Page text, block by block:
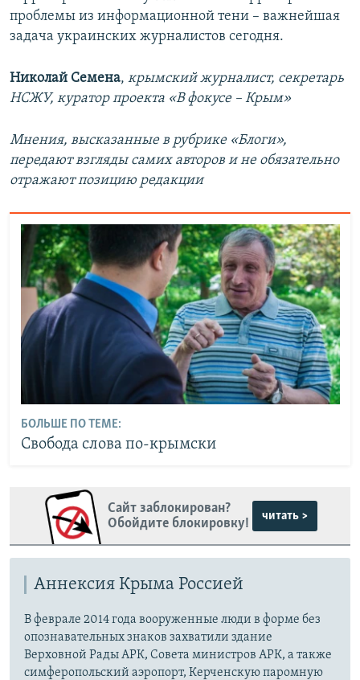
проблемы из информационной тени – важнейшая
задача украинских журналистов сегодня.
Николай Семена, крымский журналист, секретарь
НСЖУ, куратор проекта «В фокусе – Крым»
Мнения, высказанные в рубрике «Блоги»,
передают взгляды самих авторов и не обязательно
отражают позицию редакции
БОЛЬШЕ ПО ТЕМЕ:
Свобода слова по-крымски
Сайт заблокирован?
Обойдите блокировку!
читать >
Аннексия Крыма Россией
В феврале 2014 года вооруженные люди в форме без
опознавательных знаков захватили здание
Верховной Рады АРК, Совета министров АРК, а также
симферопольский аэропорт, Керченскую паромную